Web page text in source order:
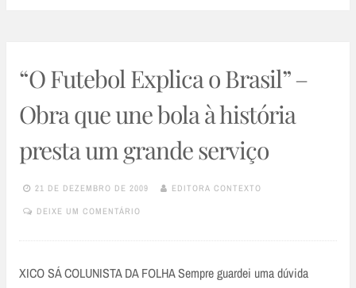
“O Futebol Explica o Brasil” –
Obra que une bola à história
presta um grande serviço
21 DE DEZEMBRO DE 2009 EDITORA CONTEXTO
DEIXE UM COMENTÁRIO
XICO SÁ COLUNISTA DA FOLHA Sempre guardei uma dúvida